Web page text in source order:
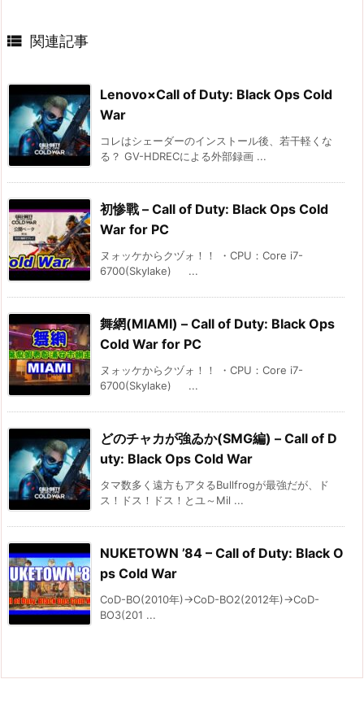
 関連記事
Lenovo×Call of Duty: Black Ops Cold
War
コレはシェーダーのインストール後、若干軽くな
る？ GV-HDRECによる外部録画 ...
初惨戰 – Call of Duty: Black Ops Cold
War for PC
ヌォッケからクヅォ！！ ・CPU：Core i7-
6700(Skylake) ...
舞網(MIAMI) – Call of Duty: Black Ops
Cold War for PC
ヌォッケからクヅォ！！ ・CPU：Core i7-
6700(Skylake) ...
どのチャカが強ゐか(SMG編) – Call of D
uty: Black Ops Cold War
タマ数多く遠方もアタるBullfrogが最強だが、ド
ス！ドス！ドス！とユ～Mil ...
NUKETOWN ’84 – Call of Duty: Black O
ps Cold War
CoD-BO(2010年)→CoD-BO2(2012年)→CoD-
BO3(201 ...